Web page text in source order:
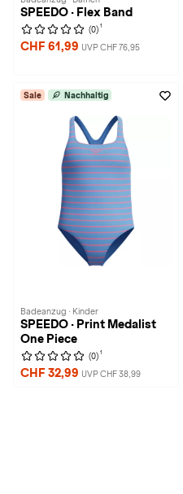
SPEEDO · Flex Band
(0) 1
CHF 61,99 UVP CHF 76,95
Sale Nachhaltig
Badeanzug · Kinder
SPEEDO · Print Medalist
One Piece
(0) 1
CHF 32,99 UVP CHF 38,99